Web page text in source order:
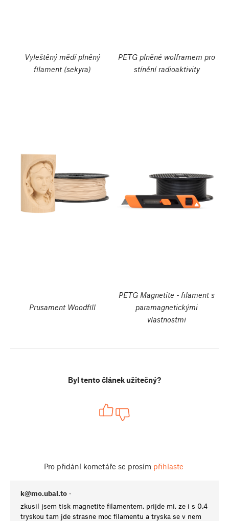
Vyleštěný mědí plněný
filament (sekyra)
PETG plněné wolframem pro
stínění radioaktivity
Prusament Woodfill
PETG Magnetite - filament s
paramagnetickými
vlastnostmi
Byl tento článek užitečný?
Pro přidání kometáře se prosím přihlaste
k@mo.ubal.to •
zkusil jsem tisk magnetite filamentem, prijde mi, ze i s 0.4
tryskou tam jde strasne moc filamentu a tryska se v nem